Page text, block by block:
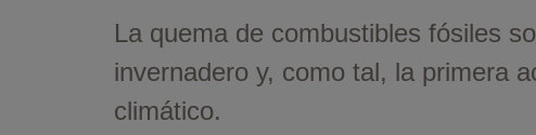
La quema de combustibles fósiles
invernadero y, como tal, la primera
climático.